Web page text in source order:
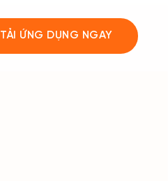
TẢI ỨNG DỤNG NGAY